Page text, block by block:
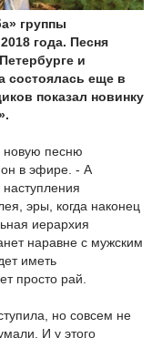
группы
года. Песня
и
состоялась еще в
показал новинку
новую песню
в эфире. - А
эры, когда наконец
иерархия
наравне с мужским
иметь
просто рай.
но совсем не
И у этого